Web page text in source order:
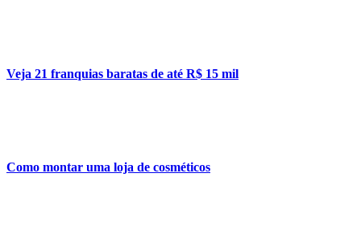
Veja 21 franquias baratas de até R$ 15 mil
Como montar uma loja de cosméticos